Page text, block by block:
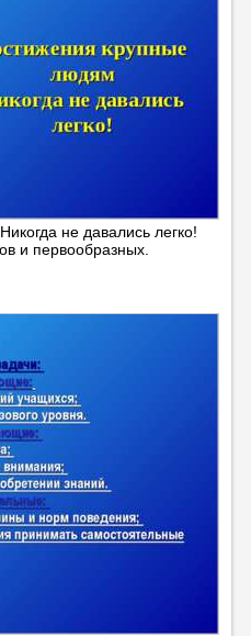
не давались легко!
и первообразных.